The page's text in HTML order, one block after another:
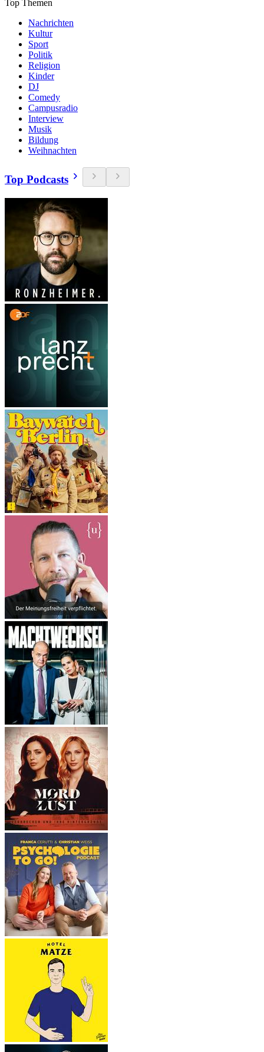
Top Themen
Nachrichten
Kultur
Sport
Politik
Religion
Kinder
DJ
Comedy
Campusradio
Interview
Musik
Bildung
Weihnachten
Top Podcasts